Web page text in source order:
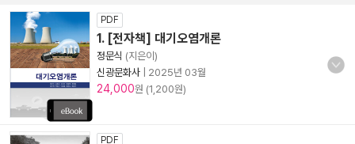
PDF
1. [전자책] 대기오염개론
정문식 (지은이)
신광문화사
2025년 03월
24,000원 (1,200원)
PDF